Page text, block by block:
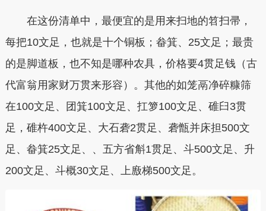
在这份清单中，最便宜的是用来扫地的笤扫帚，
每把10文足，也就是十个铜板；畚箕、25文足；最贵
的是脚道板，也不知是哪种农具，价格要4贯足钱（古
代富翁用家财万贯来形容）。其他的如笼鬲净碎糠筛
在100文足、团箕100文足、扛箩100文足、碓臼3贯
足，碓杵400文足、大石砻2贯足、砻甑并床担500文
足、畚箕25文足、、五方省斛1贯足、斗500文足、升
200文足、斗概30文足、上廒梯500文足。